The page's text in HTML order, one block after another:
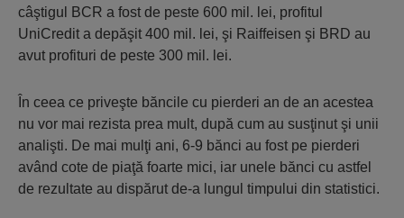
câştigul BCR a fost de peste 600 mil. lei, profitul
UniCredit a depăşit 400 mil. lei, şi Raiffeisen şi BRD au
avut profituri de peste 300 mil. lei.
În ceea ce priveşte băncile cu pierderi an de an acestea
nu vor mai rezista prea mult, după cum au susţinut şi unii
analişti. De mai mulţi ani, 6-9 bănci au fost pe pierderi
având cote de piaţă foarte mici, iar unele bănci cu astfel
de rezultate au dispărut de-a lungul timpului din statistici.